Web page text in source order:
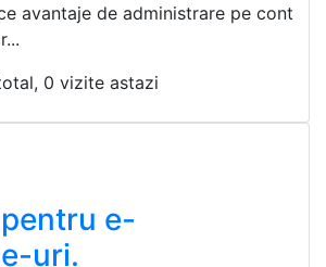
avantaje de administrare pe cont
0 vizite astazi
e-
uri.